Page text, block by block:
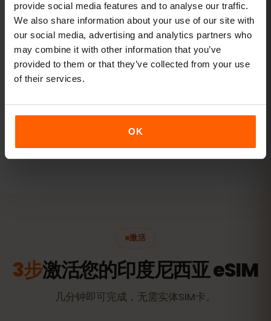
provide social media features and to analyse our traffic.
We also share information about your use of our site with
our social media, advertising and analytics partners who
may combine it with other information that you’ve
provided to them or that they’ve collected from your use
of their services.
OK
流媒体和热点
视频、视频通话，还能给笔记本或平板共享网络。
推荐20 GB以上或不限量
以上均为参考值。实际用量取决于设备、应用设置和使用习惯。
激活
3步激活您的印度尼西亚 eSIM
几分钟即可完成，无需实体SIM卡。